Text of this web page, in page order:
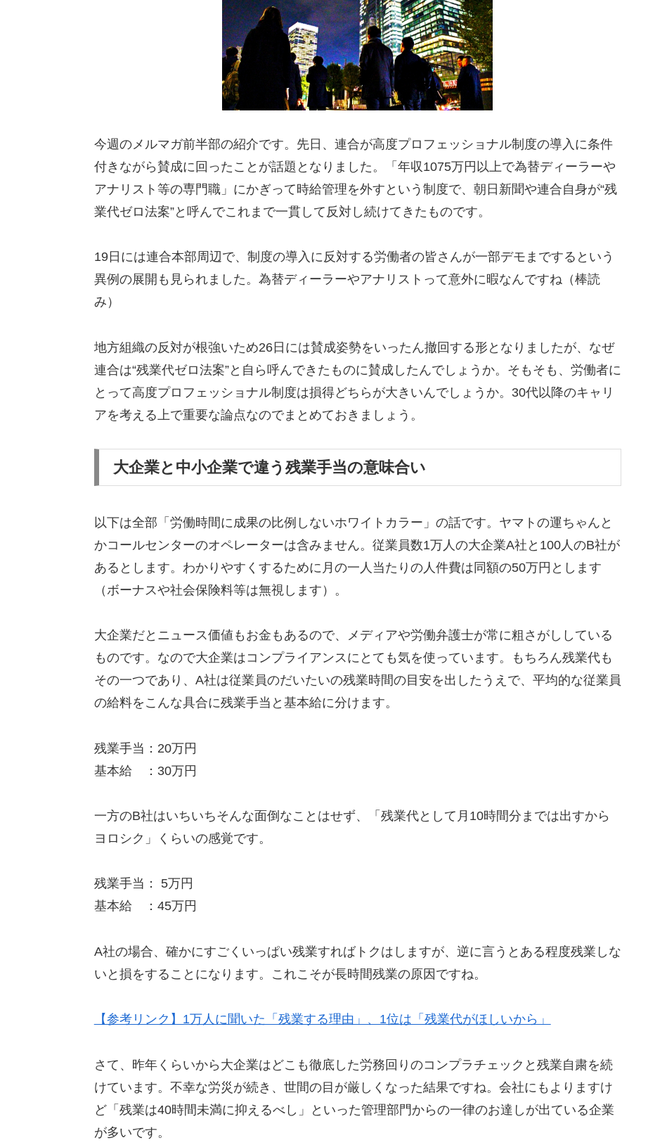
今週のメルマガ前半部の紹介です。先日、連合が高度プロフェッショナル制度の導入に条件
付きながら賛成に回ったことが話題となりました。「年収1075万円以上で為替ディーラーや
アナリスト等の専門職」にかぎって時給管理を外すという制度で、朝日新聞や連合自身が“残
業代ゼロ法案”と呼んでこれまで一貫して反対し続けてきたものです。
19日には連合本部周辺で、制度の導入に反対する労働者の皆さんが一部デモまでするという
異例の展開も見られました。為替ディーラーやアナリストって意外に暇なんですね（棒読
み）
地方組織の反対が根強いため26日には賛成姿勢をいったん撤回する形となりましたが、なぜ
連合は“残業代ゼロ法案”と自ら呼んできたものに賛成したんでしょうか。そもそも、労働者に
とって高度プロフェッショナル制度は損得どちらが大きいんでしょうか。30代以降のキャリ
アを考える上で重要な論点なのでまとめておきましょう。
大企業と中小企業で違う残業手当の意味合い
以下は全部「労働時間に成果の比例しないホワイトカラー」の話です。ヤマトの運ちゃんと
かコールセンターのオペレーターは含みません。従業員数1万人の大企業A社と100人のB社が
あるとします。わかりやすくするために月の一人当たりの人件費は同額の50万円とします
（ボーナスや社会保険料等は無視します）。
大企業だとニュース価値もお金もあるので、メディアや労働弁護士が常に粗さがししている
ものです。なので大企業はコンプライアンスにとても気を使っています。もちろん残業代も
その一つであり、A社は従業員のだいたいの残業時間の目安を出したうえで、平均的な従業員
の給料をこんな具合に残業手当と基本給に分けます。
残業手当：20万円
基本給 ：30万円
一方のB社はいちいちそんな面倒なことはせず、「残業代として月10時間分までは出すから
ヨロシク」くらいの感覚です。
残業手当： 5万円
基本給 ：45万円
A社の場合、確かにすごくいっぱい残業すればトクはしますが、逆に言うとある程度残業しな
いと損をすることになります。これこそが長時間残業の原因ですね。
【参考リンク】1万人に聞いた「残業する理由」、1位は「残業代がほしいから」
さて、昨年くらいから大企業はどこも徹底した労務回りのコンプラチェックと残業自粛を続
けています。不幸な労災が続き、世間の目が厳しくなった結果ですね。会社にもよりますけ
ど「残業は40時間未満に抑えるべし」といった管理部門からの一律のお達しが出ている企業
が多いです。